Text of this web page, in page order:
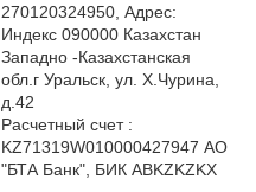
270120324950, Адрес:
Индекс 090000 Казахстан
Западно -Казахстанская
обл.г Уральск, ул. Х.Чурина,
д.42
Расчетный счет :
KZ71319W010000427947 АО
"БТА Банк", БИК ABKZKZKX